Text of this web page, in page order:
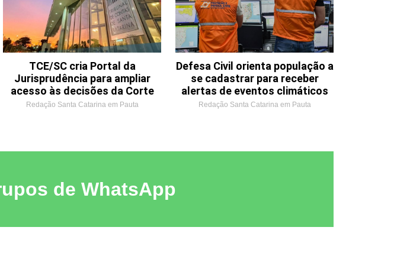
TCE/SC cria Portal da
Jurisprudência para ampliar
acesso às decisões da Corte
Redação Santa Catarina em Pauta
Defesa Civil orienta população a
se cadastrar para receber
alertas de eventos climáticos
Redação Santa Catarina em Pauta
de WhatsApp